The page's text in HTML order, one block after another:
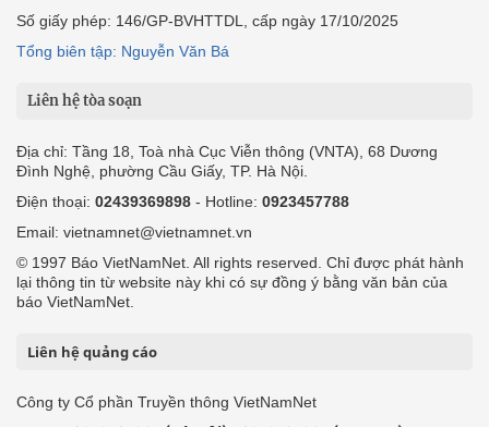
Số giấy phép: 146/GP-BVHTTDL, cấp ngày 17/10/2025
Tổng biên tập: Nguyễn Văn Bá
Liên hệ tòa soạn
Địa chỉ: Tầng 18, Toà nhà Cục Viễn thông (VNTA), 68 Dương
Đình Nghệ, phường Cầu Giấy, TP. Hà Nội.
Điện thoại: 02439369898 - Hotline: 0923457788
Email: vietnamnet@vietnamnet.vn
© 1997 Báo VietNamNet. All rights reserved. Chỉ được phát hành
lại thông tin từ website này khi có sự đồng ý bằng văn bản của
báo VietNamNet.
Liên hệ quảng cáo
Công ty Cổ phần Truyền thông VietNamNet